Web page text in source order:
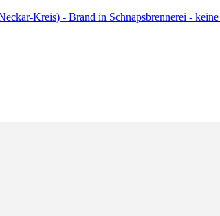
Kreis) - Brand in Schnapsbrennerei - keine